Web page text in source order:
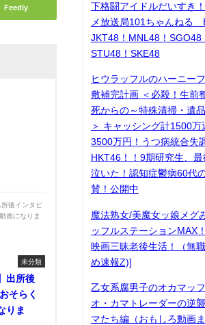
Feedly
未分類
出所後
そらく
りま
下格闘アイドルだいすき
メ放送局101ちゃんねる
JKT48！MNL48！SGO48
STU48！SKE48
ヒウラッフルのハーニー
敷補完計画 ＜必殺！生前
死からの～特殊清掃・遺
＞ キャッシング計1500万
3500万円！うつ病統合失
HKT46！！9期研究生、
泣いた！認知症鬱病60代
賛！公開中
魔法熟女/美魔女ッ娘メグ
ッフルステーションMAX
映画三昧老後生活！（無
め速報Z)]
乙女系腐男子のオカマッ
オ・カマトレーダーの逆
マたち編（おもしろ動画ま